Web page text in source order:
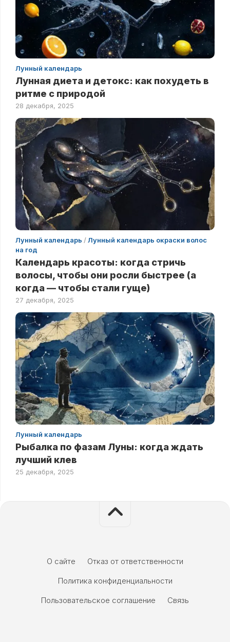
Лунный календарь
Лунная диета и детокс: как похудеть в
ритме с природой
28 декабря, 2025
Лунный календарь /Лунный календарь окраски волос
на год
Календарь красоты: когда стричь
волосы, чтобы они росли быстрее (а
когда — чтобы стали гуще)
27 декабря, 2025
Лунный календарь
Рыбалка по фазам Луны: когда ждать
лучший клев
25 декабря, 2025
О сайте
Отказ от ответственности
Политика конфиденциальности
Пользовательское соглашение
Связь